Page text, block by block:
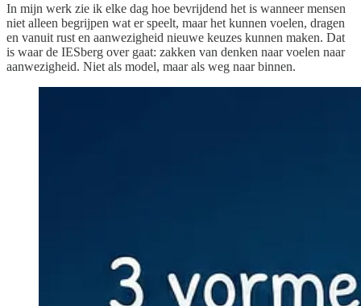
In mijn werk zie ik elke dag hoe bevrijdend het is wanneer mensen
niet alleen begrijpen wat er speelt, maar het kunnen voelen, dragen
en vanuit rust en aanwezigheid nieuwe keuzes kunnen maken. Dat
is waar de IESberg over gaat: zakken van denken naar voelen naar
aanwezigheid. Niet als model, maar als weg naar binnen.